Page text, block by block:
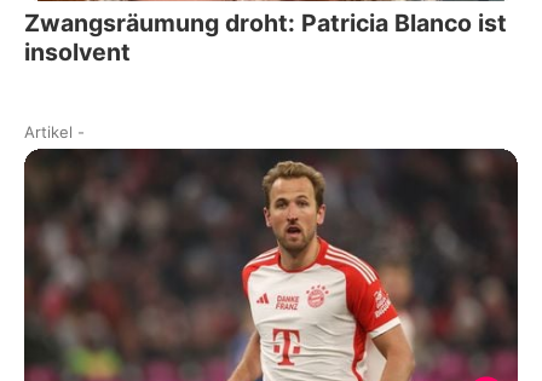
Zwangsräumung droht: Patricia Blanco ist
insolvent
Artikel -